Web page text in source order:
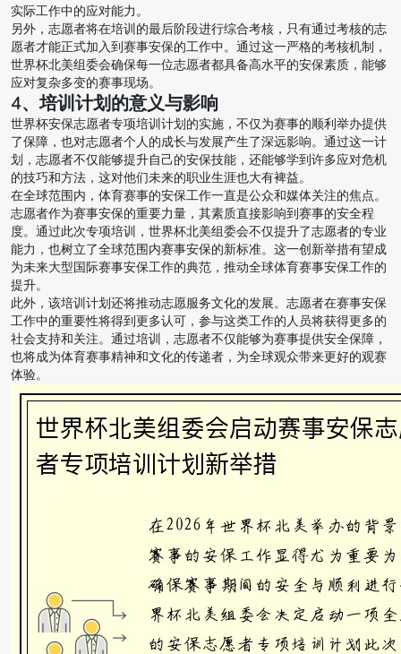
实际工作中的应对能力。
另外，志愿者将在培训的最后阶段进行综合考核，只有通过考核的志
愿者才能正式加入到赛事安保的工作中。通过这一严格的考核机制，
世界杯北美组委会确保每一位志愿者都具备高水平的安保素质，能够
应对复杂多变的赛事现场。
4、培训计划的意义与影响
世界杯安保志愿者专项培训计划的实施，不仅为赛事的顺利举办提供
了保障，也对志愿者个人的成长与发展产生了深远影响。通过这一计
划，志愿者不仅能够提升自己的安保技能，还能够学到许多应对危机
的技巧和方法，这对他们未来的职业生涯也大有裨益。
在全球范围内，体育赛事的安保工作一直是公众和媒体关注的焦点。
志愿者作为赛事安保的重要力量，其素质直接影响到赛事的安全程
度。通过此次专项培训，世界杯北美组委会不仅提升了志愿者的专业
能力，也树立了全球范围内赛事安保的新标准。这一创新举措有望成
为未来大型国际赛事安保工作的典范，推动全球体育赛事安保工作的
提升。
此外，该培训计划还将推动志愿服务文化的发展。志愿者在赛事安保
工作中的重要性将得到更多认可，参与这类工作的人员将获得更多的
社会支持和关注。通过培训，志愿者不仅能够为赛事提供安全保障，
也将成为体育赛事精神和文化的传递者，为全球观众带来更好的观赛
体验。